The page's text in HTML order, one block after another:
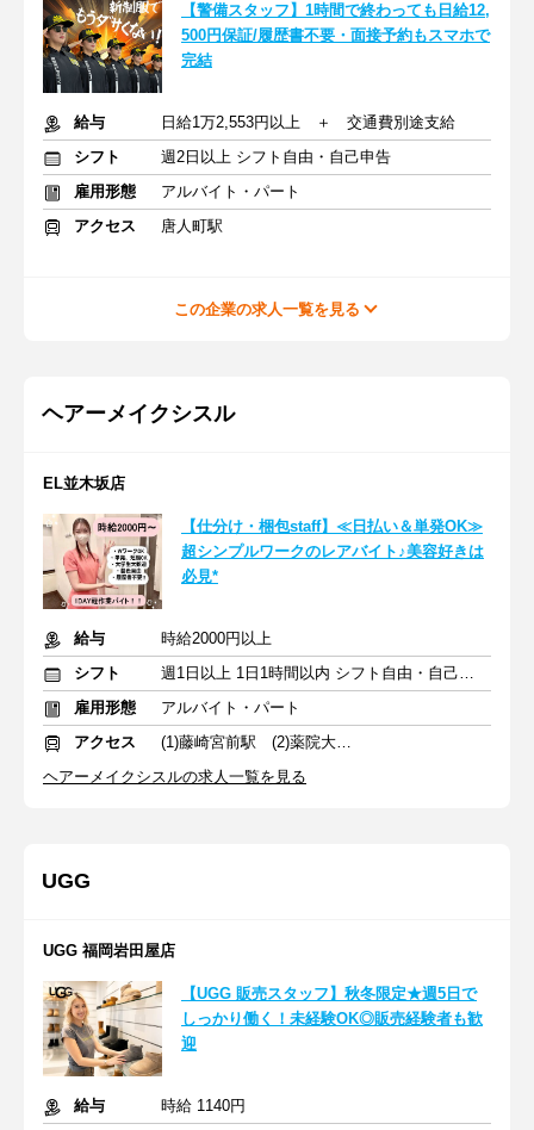
【警備スタッフ】1時間で終わっても日給12,
500円保証/履歴書不要・面接予約もスマホで
完結
給与
日給1万2,553円以上 ＋ 交通費別途支給
シフト
週2日以上 シフト自由・自己申告
雇用形態
アルバイト・パート
アクセス
唐人町駅
この企業の求人一覧を見る
ヘアーメイクシスル
EL並木坂店
【仕分け・梱包staff】≪日払い＆単発OK≫
超シンプルワークのレアバイト♪美容好きは
必見*
給与
時給2000円以上
シフト
週1日以上 1日1時間以内 シフト自由・自己申告
雇用形態
アルバイト・パート
アクセス
(1)藤崎宮前駅 (2)薬院大通駅
ヘアーメイクシスルの求人一覧を見る
UGG
UGG 福岡岩田屋店
【UGG 販売スタッフ】秋冬限定★週5日で
しっかり働く！未経験OK◎販売経験者も歓
迎
給与
時給 1140円